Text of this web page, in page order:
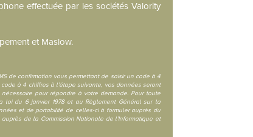
effectuée par les sociétés Valority
et Maslow.
de confirmation vous permettant de saisir un code à 4
à 4 chiffres à l’étape suivante, vos données seront
pour répondre à votre demande. Pour toute
du 6 janvier 1978 et au Règlement Général sur la
et de portabilité de celles-ci à formuler auprès du
de la Commission Nationale de l’Informatique et